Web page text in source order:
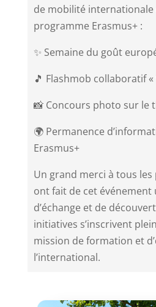
de mobilité
programme Erasmus+ :​
✨ Semaine du goût
🎵 Flashmob collaboratif «
📸 Concours photo sur le
🌍 Permanence
Erasmus+
Un grand merci à tous
ont fait de cet
d’échange et de
initiatives s’inscrivent
mission de formation et
l’international.​